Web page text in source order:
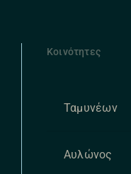
Κοινότητες
Ταμυνέων
Αυλώνος